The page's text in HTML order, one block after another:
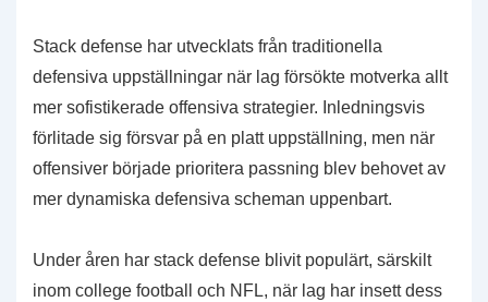
Stack defense har utvecklats från traditionella
defensiva uppställningar när lag försökte motverka allt
mer sofistikerade offensiva strategier. Inledningsvis
förlitade sig försvar på en platt uppställning, men när
offensiver började prioritera passning blev behovet av
mer dynamiska defensiva scheman uppenbart.
Under åren har stack defense blivit populärt, särskilt
inom college football och NFL, när lag har insett dess